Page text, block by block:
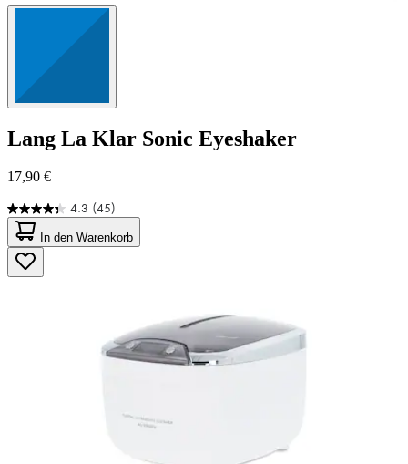
Lang La Klar Sonic Eyeshaker
17,90 €
4.3 (45)
4.3
von
5
Sternen.
45
In den Warenkorb